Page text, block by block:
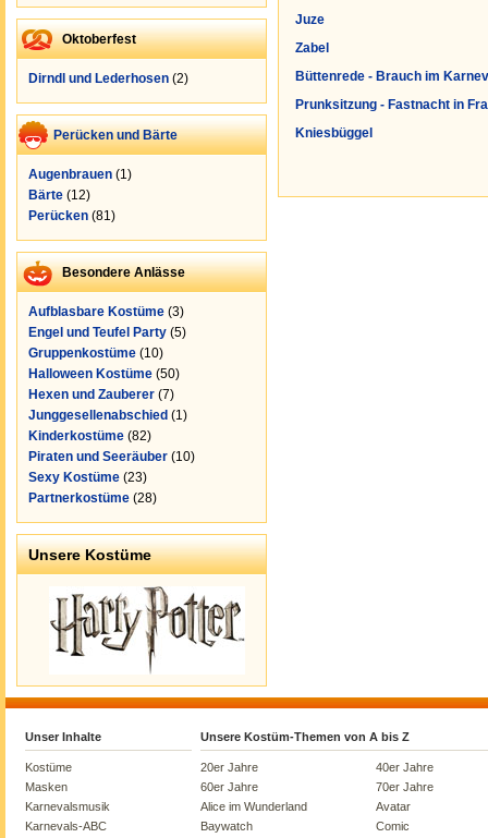
Oktoberfest
Dirndl und Lederhosen (2)
Perücken und Bärte
Augenbrauen (1)
Bärte (12)
Perücken (81)
Besondere Anlässe
Aufblasbare Kostüme (3)
Engel und Teufel Party (5)
Gruppenkostüme (10)
Halloween Kostüme (50)
Hexen und Zauberer (7)
Junggesellenabschied (1)
Kinderkostüme (82)
Piraten und Seeräuber (10)
Sexy Kostüme (23)
Partnerkostüme (28)
Unsere Kostüme
Juze
Zabel
Büttenrede - Brauch im
Prunksitzung - Fastnacht in
Kniesbüggel
Unser Inhalte
Kostüme
Masken
Karnevalsmusik
Karnevals-ABC
Unsere Kostüm-Themen von A bis Z
20er Jahre
40er Jahre
60er Jahre
70er Jahre
Alice im Wunderland
Avatar
Baywatch
Comic